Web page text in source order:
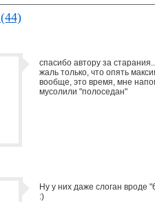
спасибо автору за
жаль только, что опять
вообще, это время, мне
мусолили "полоседан"
Ну у них даже слоган вроде
:)